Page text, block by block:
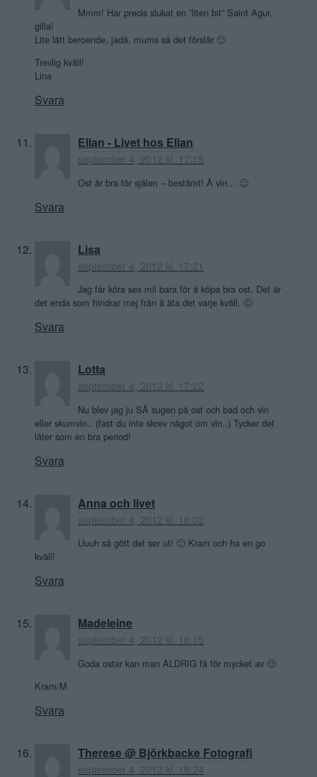
Mmm! Har precis slukat en ”liten bit” Saint Agur,
gilla!
Lite lätt beroende, jadå, mums så det förslår 🙂
Trevlig kväll!
Lina
Svara
Ellan - Livet hos Ellan
september 4, 2012 kl. 17:15
Ost är bra för själen – bestämt! Å vin… 🙂
Svara
Lisa
september 4, 2012 kl. 17:21
Jag får köra sex mil bara för å köpa bra ost. Det är
det enda som hindrar mej från å äta det varje kväll. 🙂
Svara
Lotta
september 4, 2012 kl. 17:22
Nu blev jag ju SÅ sugen på ost och bad och vin
eller skumvin.. (fast du inte skrev något om vin..) Tycker det
låter som en bra period!
Svara
Anna och livet
september 4, 2012 kl. 18:02
Uuuh så gött det ser ut! 🙂 Kram och ha en go
kväll!
Svara
Madeleine
september 4, 2012 kl. 18:15
Goda ostar kan man ALDRIG få för mycket av 🙂
Kram/M
Svara
Therese @ Björkbacke Fotografi
september 4, 2012 kl. 18:24